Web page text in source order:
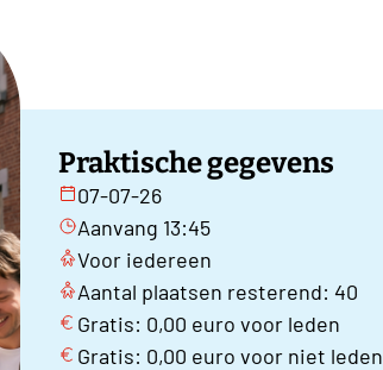
Praktische gegevens
07-07-26
Aanvang 13:45
Voor iedereen
Aantal plaatsen resterend: 40
Gratis: 0,00 euro voor leden
Gratis: 0,00 euro voor niet leden